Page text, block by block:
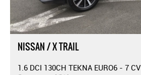
NISSAN / X TRAIL
1.6 DCI 130CH TEKNA EURO6 - 7 CV